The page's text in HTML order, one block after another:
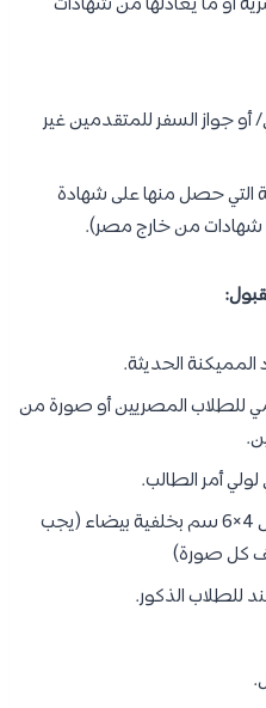
أو ما يعادلها من شهادات
جواز السفر للمتقدمين غير
التي حصل منها على شهادة
شهادات من خارج مصر).
الحديثة.
للطلاب المصريين أو صورة من
أمر الطالب.
6 صور شخصية للطالب مقاس 4×6 سم بخلفية بيضاء (يجب
كل صورة)